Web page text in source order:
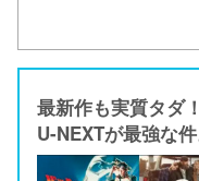
最新作も実質タダ
U-NEXTが最強な件